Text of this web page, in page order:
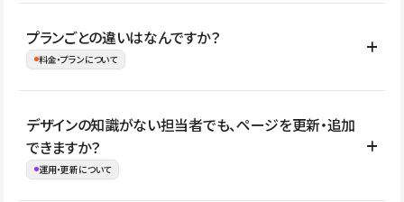
イト全体のデザインや設定がそのまま移行されるわけではないた
め、移行後にページ構成やデザイン、CMS設計、URL・リダイレク
はい。アクセス規模が大きいサイトや、複数部門での運用、権限管
理、セキュリティ確認、既存システムとの連携など、個別の要件が
ない段階でも、お問い合わせください。
お問合せはこちら
プランごとの違いはなんですか？
料金・プランについて
公開ページ数、バージョン履歴の期間、CMS利用数の上限、権限
管理の有無などがプランごとに異なります。詳しくは料金プランペ
ージをご覧ください。
デザインの知識がない担当者でも、ページを更新・追加
できますか？
運用・更新について